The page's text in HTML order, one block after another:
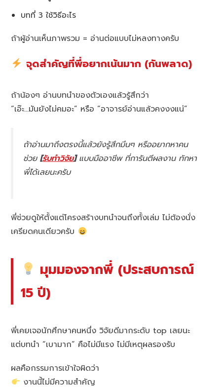
บทที่ 3 ใช้วิธีอะไร
ถ้าผู้อ่านเห็นภาพรวม = อ่านต่อแบบไม่หลงทางครับ
จุดสำคัญที่พี่อยากเน้นมาก (กันพลาด)
ถ้าน้องๆ อ่านบทนำของตัวเองแล้วรู้สึกว่า
“เอ๊ะ…มันยังไม่คมอะ” หรือ “อาจารย์อ่านแล้วคงงงแน่”
ถ้าอ่านมาถึงตรงนี้แล้วยังรู้สึกมึนๆ หรืออยากหาคน
ช่วย[รับทำวิจัย]แบบมืออาชีพ ที่การันตีผลงาน ทักหา
พี่ได้เลยนะครับ
พี่ช่วยดูให้ตั้งแต่โครงสร้างบทนำจนถึงทั้งเล่ม ไม่ต้องนั่ง
เครียดคนเดียวครับ
มุมมองจากพี่ (ประสบการณ์
15 ปี)
พี่เคยเจอนักศึกษาคนหนึ่ง วิจัยดีมากระดับ top เลยนะ
แต่บทนำ “เบามาก” คือไม่มีแรง ไม่มีเหตุผลรองรับ
ผลคือกรรมการเข้าใจผิดว่า
งานนี้ไม่มีความสำคัญ